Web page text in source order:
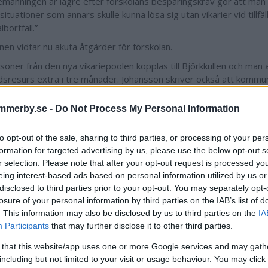
- Do Not Process My Personal Information
opt-out of the sale, sharing to third parties, or processing of your
for targeted advertising by us, please use the below opt-out
selection. Please note that after your opt-out request is processed
interest-based ads based on personal information utilized by us
to third parties prior to your opt-out. You may separately
of your personal information by third parties on the IAB’s list of
This information may also be disclosed by us to third parties on the
Participants that may further disclose it to other third parties.
that this website/app uses one or more Google services and may
but not limited to your visit or usage behaviour. You may
som annars skulle kunna lösa sig utan vikarier vid
vidtar nu akuta åtgärder för förskolan.
från den nya vikariepoolen kopplas till Björkkullen och man
extra i tre månader. Johansson skriver också att
Man kommer även att införa ett resursteam som ger
Jakob Karlsson
073 501 41 26